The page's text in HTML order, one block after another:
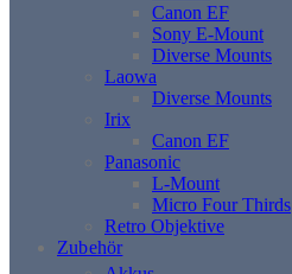
Canon EF
Sony E-Mount
Diverse Mounts
Laowa
Diverse Mounts
Irix
Canon EF
Panasonic
L-Mount
Micro Four Thirds
Retro Objektive
Zubehör